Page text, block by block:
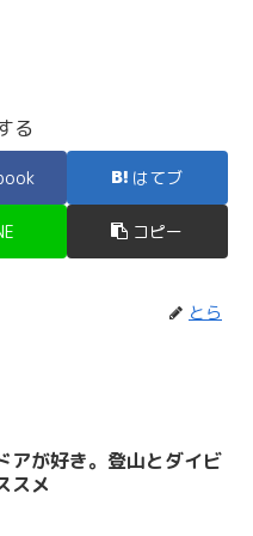
る
はてブ
コピー
とら
アが好き。登山とダイビ
スメ